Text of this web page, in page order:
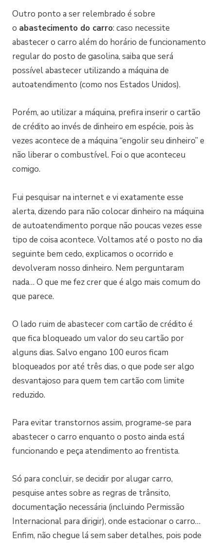
Outro ponto a ser relembrado é sobre
o abastecimento do carro: caso necessite
abastecer o carro além do horário de funcionamento
regular do posto de gasolina, saiba que será
possível abastecer utilizando a máquina de
autoatendimento (como nos Estados Unidos).
Porém, ao utilizar a máquina, prefira inserir o cartão
de crédito ao invés de dinheiro em espécie, pois às
vezes acontece de a máquina “engolir seu dinheiro” e
não liberar o combustível. Foi o que aconteceu
comigo.
Fui pesquisar na internet e vi exatamente esse
alerta, dizendo para não colocar dinheiro na máquina
de autoatendimento porque não poucas vezes esse
tipo de coisa acontece. Voltamos até o posto no dia
seguinte bem cedo, explicamos o ocorrido e
devolveram nosso dinheiro. Nem perguntaram
nada… O que me fez crer que é algo mais comum do
que parece.
O lado ruim de abastecer com cartão de crédito é
que fica bloqueado um valor do seu cartão por
alguns dias. Salvo engano 100 euros ficam
bloqueados por até três dias, o que pode ser algo
desvantajoso para quem tem cartão com limite
reduzido.
Para evitar transtornos assim, programe-se para
abastecer o carro enquanto o posto ainda está
funcionando e peça atendimento ao frentista.
Só para concluir, se decidir por alugar carro,
pesquise antes sobre as regras de trânsito,
documentação necessária (incluindo Permissão
Internacional para dirigir), onde estacionar o carro…
Enfim, não chegue lá sem saber detalhes, pois pode